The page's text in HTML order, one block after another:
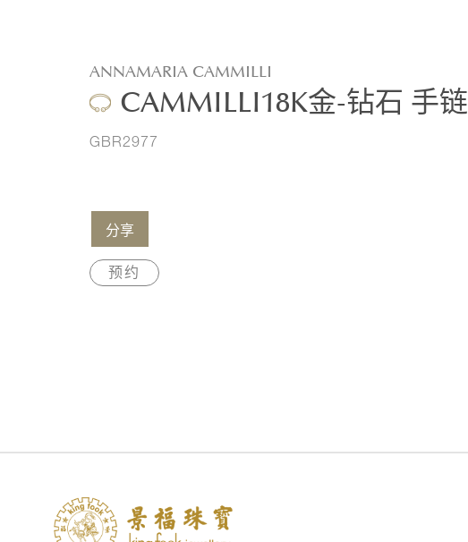
ANNAMARIA CAMMILLI
CAMMILLI18K金-钻石 手链
GBR2977
分享
预约